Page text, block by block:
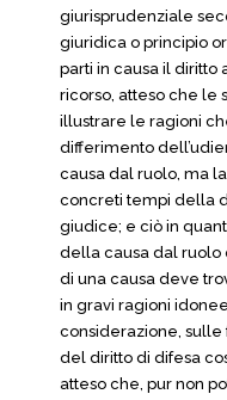
giurisprudenziale
giuridica o principio
parti in causa il diritto
ricorso, atteso che le
illustrare le ragioni
differimento
causa dal ruolo, ma
concreti tempi della
giudice; e ciò in
della causa dal ruolo
di una causa deve
in gravi ragioni
considerazione,
del diritto di difesa
atteso che, pur non